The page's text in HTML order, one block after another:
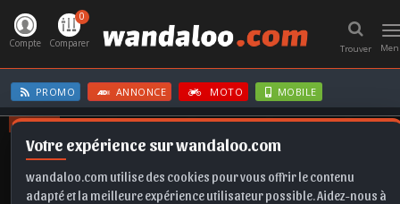
Votre expérience sur wandaloo.com
wandaloo.com utilise des cookies pour vous offrir le contenu
adapté et la meilleure expérience utilisateur possible. Aidez-nous à
Trouver
Compte
0
Comparer
PROMO ANNONCE MOTO MOBILE
OFFRES
IBIZA FORMENTOR